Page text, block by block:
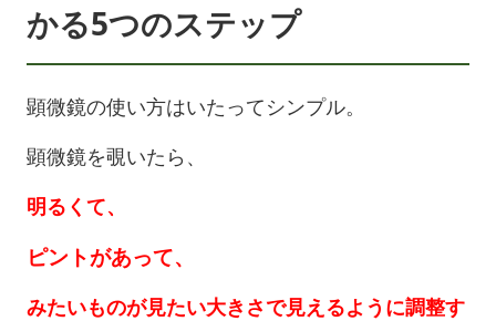
かる5つのステップ
顕微鏡の使い方はいたってシンプル。
顕微鏡を覗いたら、
明るくて、
ピントがあって、
みたいものが見たい大きさで見えるように調整す